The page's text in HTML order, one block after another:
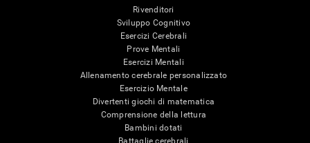
Rivenditori
Sviluppo Cognitivo
Esercizi Cerebrali
Prove Mentali
Esercizi Mentali
Allenamento cerebrale personalizzato
Esercizio Mentale
Divertenti giochi di matematica
Comprensione della lettura
Bambini dotati
Battaglie cerebrali